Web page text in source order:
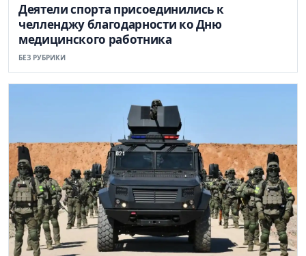
Деятели спорта присоединились к
челленджу благодарности ко Дню
медицинского работника
БЕЗ РУБРИКИ